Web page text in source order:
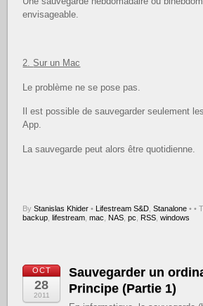
envisageable.
2. Sur un Mac
Le problème ne se pose pas.
Il est possible de sauvegarder seulement
App.
La sauvegarde peut alors être quotidienne.
ByStanislas Khider • Lifestream S&D ,Stanalone • •
backup ,lifestream ,mac NAS ,pc RSS ,windows
OCT
28
2011
Sauvegarder un
Principe (Partie 1)